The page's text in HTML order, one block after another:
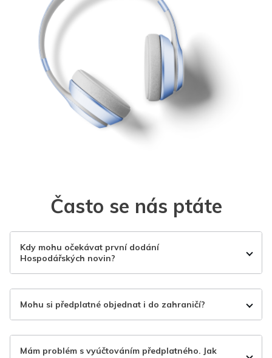
Často se nás ptáte
Kdy mohu očekávat první dodání
Hospodářských novin?
Mohu si předplatné objednat i do zahraničí?
Mám problém s vyúčtováním předplatného. Jak